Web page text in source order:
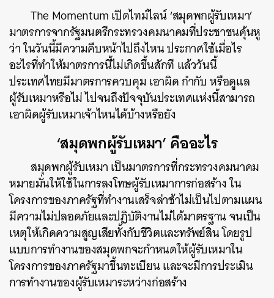
The Momentum เปิดไทม์ไลน์ ‘สมุดพกผู้รับเหมา’
มาตรการจากรัฐมนตรีกระทรวงคมนาคมที่ประชาชนคุ้นหู
ว่า ในวันนี้มีความคืบหน้าไปถึงไหน ประกาศใช้เมื่อไร
อะไรที่ทำให้มาตรการนี้ไม่เกิดขึ้นสักที แล้ววันนี้
ประเทศไทยมีมาตรการควบคุม เอาผิด กำกับ หรือดูแล
ผู้รับเหมาหรือไม่ ไปจนถึงปัจจุบันประเทศแห่งนี้สามารถ
เอาผิดผู้รับเหมาเจ้าไหนได้บ้างหรือยัง
‘สมุดพกผู้รับเหมา’ คืออะไร
สมุดพกผู้รับเหมา เป็นมาตรการที่กระทรวงคมนาคม
หมายมั่นให้ใช้ในการลงโทษผู้รับเหมาการก่อสร้าง ใน
โครงการของภาครัฐที่ทำงานเสร็จล่าช้าไม่เป็นไปตามแผน
มีความไม่ปลอดภัยและปฏิบัติงานไม่ได้มาตรฐาน จนเป็น
เหตุให้เกิดความสูญเสียทั้งกับชีวิตและทรัพย์สิน โดยรูป
แบบการทำงานของสมุดพกจะกำหนดให้ผู้รับเหมาใน
โครงการของภาครัฐมาขึ้นทะเบียน และจะมีการประเมิน
การทำงานของผู้รับเหมาระหว่างก่อสร้าง